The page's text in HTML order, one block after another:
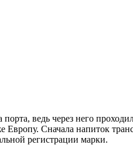
ведь через него
Сначала напиток
регистрации марки.